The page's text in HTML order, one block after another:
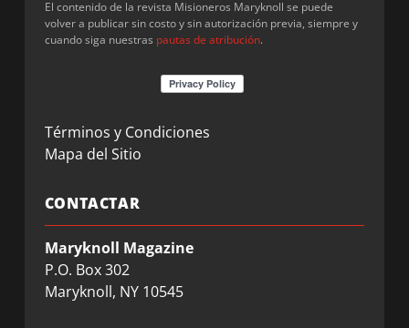
El contenido de la revista Misioneros Maryknoll se puede
volver a publicar sin costo y sin autorización previa, siempre y
cuando siga nuestras pautas de atribución.
Términos y Condiciones
Mapa del Sitio
CONTACTAR
Maryknoll Magazine
P.O. Box 302
Maryknoll, NY 10545